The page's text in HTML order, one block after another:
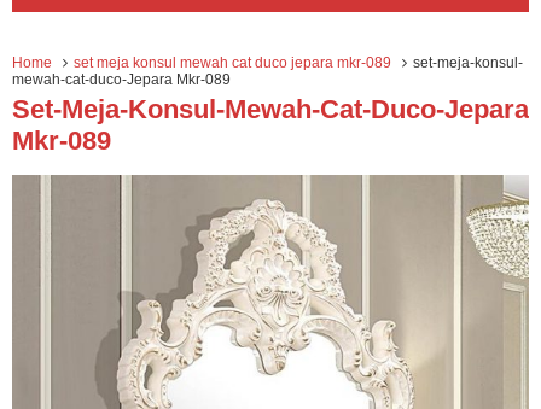
Home set meja konsul mewah cat duco jepara mkr-089
set-meja-konsul-
mewah-cat-duco-Jepara Mkr-089
Set-Meja-Konsul-Mewah-Cat-Duco-Jepara
Mkr-089